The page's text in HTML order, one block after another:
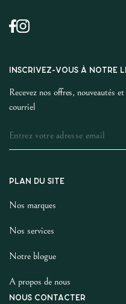
INSCRIVEZ-VOUS À NOTRE
Recevez nos offres, nouveautés
courriel
PLAN DU SITE
Nos marques
Nos services
Notre blogue
A propos de nous
NOUS CONTACTER